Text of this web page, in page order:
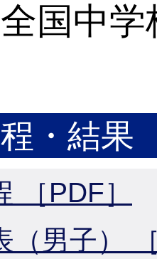
国中
・結果
［PDF］
（男子）